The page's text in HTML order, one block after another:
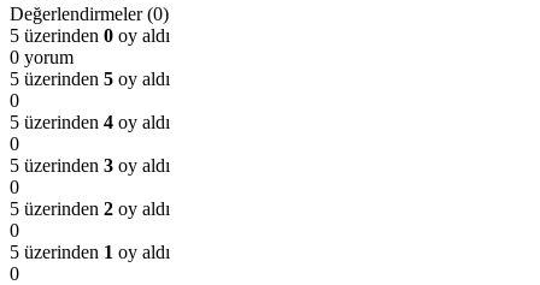
Değerlendirmeler (0)
5 üzerinden 0 oy aldı
0 yorum
5 üzerinden 5 oy aldı
0
5 üzerinden 4 oy aldı
0
5 üzerinden 3 oy aldı
0
5 üzerinden 2 oy aldı
0
5 üzerinden 1 oy aldı
0